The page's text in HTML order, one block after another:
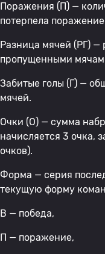
Поражения (П) —
потерпела
Разница мячей (РГ)
пропущенными
Забитые голы (Г) —
мячей.
Очки (О) — сумма
начисляется 3 очка,
очков).
Форма — серия
текущую форму
В — победа,
П — поражение,